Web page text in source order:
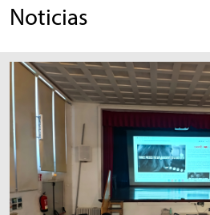
Noticias
Irudia